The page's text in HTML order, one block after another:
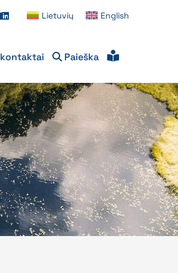
Lietuvių English
Paieška